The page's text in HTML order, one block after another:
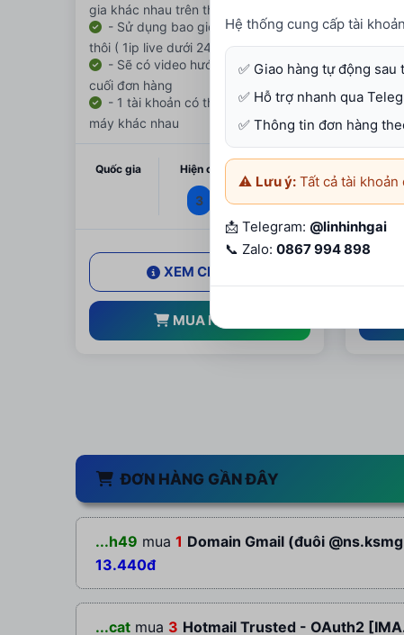
gia khác nhau trên thế giới
- Sử dụng bao giờ hết 100IP thì
thôi ( 1ip live dưới 24h )
- Sẽ có video hướng dẫn ở mỗi
cuối đơn hàng
- 1 tài khoản có thể dùng ở nhiều
máy khác nhau
Quốc gia Hiện có
3
96.000đ
XEM CHI TIẾT
MUA NGAY
- Sử
thôi (
- Sẽ
- 1
máy
ĐƠN HÀNG GẦN ĐÂY
...h49 mua 1 Domain Gmail (đuôi
13.440đ
...cat mua 3 Hotmail Trusted - OAuth2
Hệ thống cung cấp tài
✅ Giao hàng tự động sau
✅ Hỗ trợ nhanh qua
✅ Thông tin đơn hàng
⚠️ Lưu ý: Tất cả tài khoản
📩 Telegram: @linhinhgai
📞 Zalo: 0867 994 898